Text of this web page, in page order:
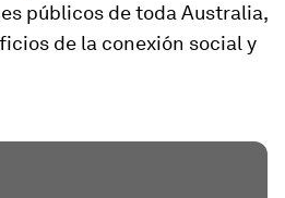
públicos de toda Australia,
de la conexión social y